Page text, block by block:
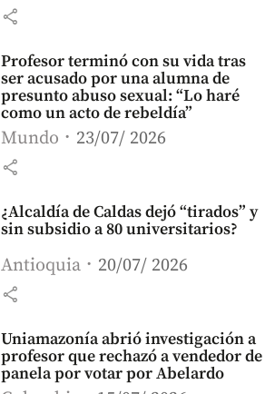
share
Profesor terminó con su vida tras
ser acusado por una alumna de
presunto abuso sexual: “Lo haré
como un acto de rebeldía”
Mundo 23/07/ 2026
share
¿Alcaldía de Caldas dejó “tirados” y
sin subsidio a 80 universitarios?
Antioquia 20/07/ 2026
share
Uniamazonía abrió investigación a
profesor que rechazó a vendedor de
panela por votar por Abelardo